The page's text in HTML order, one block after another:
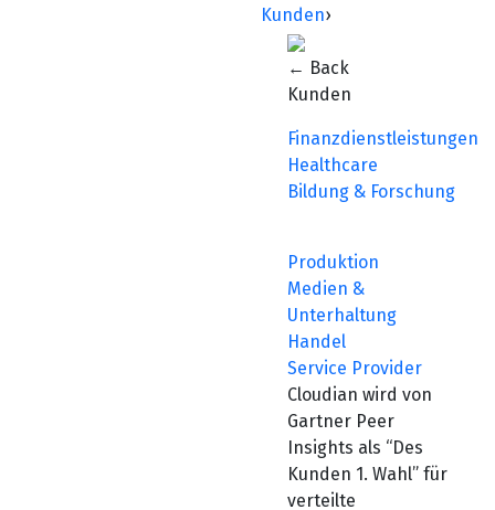
Kunden›
← Back
Kunden
Finanzdienstleistungen
Healthcare
Bildung & Forschung
Produktion
Medien &
Unterhaltung
Handel
Service Provider
Cloudian wird von
Gartner Peer
Insights als “Des
Kunden 1. Wahl” für
verteilte